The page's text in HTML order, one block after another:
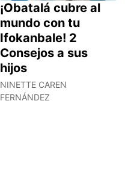
¡Obatalá cubre al
mundo con tu
Ifokanbale! 2
Consejos a sus
hijos
NINETTE CAREN
FERNÁNDEZ